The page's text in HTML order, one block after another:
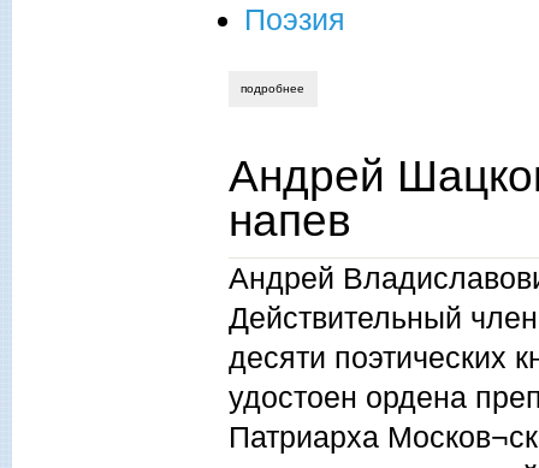
Поэзия
подробнее
Андрей
напев
Андрей
Действительный
десяти поэтических
удостоен ордена
Патриарха